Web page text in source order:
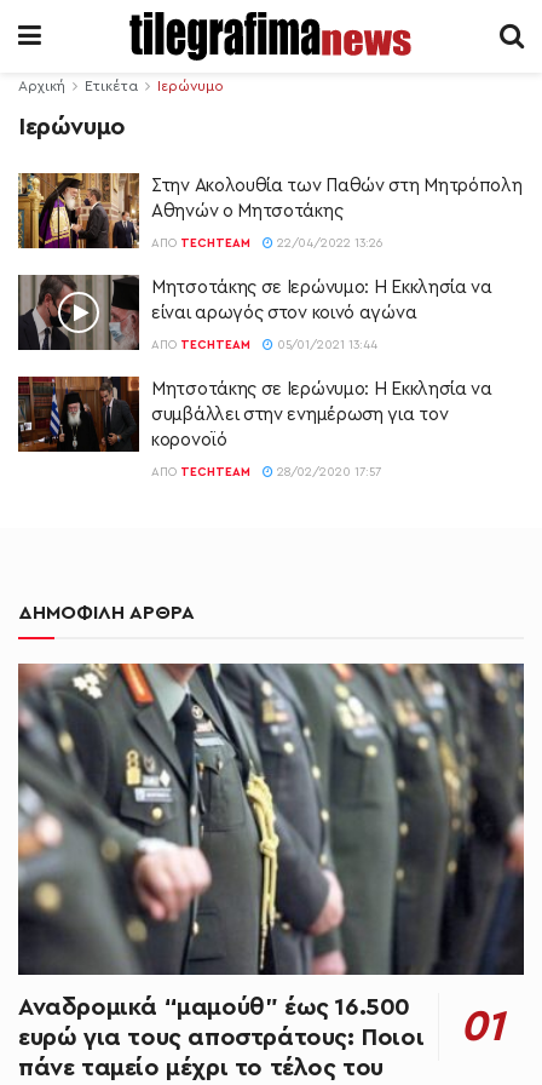
Αρχική Ετικέτα Ιερώνυμο
Ιερώνυμο
Στην Aκολουθία των Παθών στη Μητρόπολη
Αθηνών ο Μητσοτάκης
ΑΠΌ TECHTEAM 22/04/2022 13:26
Μητσοτάκης σε Ιερώνυμο: Η Εκκλησία να
είναι αρωγός στον κοινό αγώνα
ΑΠΌ TECHTEAM 05/01/2021 13:44
Μητσοτάκης σε Ιερώνυμο: Η Εκκλησία να
συμβάλλει στην ενημέρωση για τον
κορονοϊό
ΑΠΌ TECHTEAM 28/02/2020 17:57
ΔΗΜΟΦΙΛΗ ΑΡΘΡΑ
Αναδρομικά “μαμούθ” έως 16.500
ευρώ για τους αποστράτους: Ποιοι
πάνε ταμείο μέχρι το τέλος του